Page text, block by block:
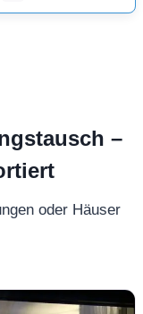
–
oder Häuser